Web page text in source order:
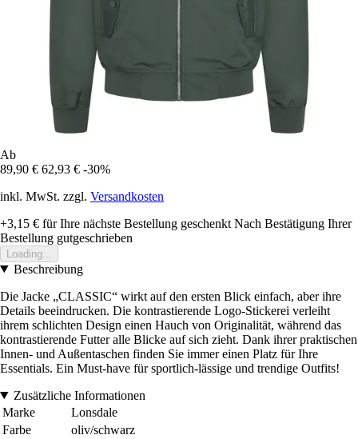
Ab
89,90 € 62,93 € -30%
inkl. MwSt. zzgl. Versandkosten
+3,15 € für Ihre nächste Bestellung geschenkt Nach Bestätigung Ihrer
Bestellung gutgeschrieben
Loading...
Beschreibung
Die Jacke „CLASSIC“ wirkt auf den ersten Blick einfach, aber ihre
Details beeindrucken. Die kontrastierende Logo-Stickerei verleiht
ihrem schlichten Design einen Hauch von Originalität, während das
kontrastierende Futter alle Blicke auf sich zieht. Dank ihrer praktischen
Innen- und Außentaschen finden Sie immer einen Platz für Ihre
Essentials. Ein Must-have für sportlich-lässige und trendige Outfits!
Zusätzliche Informationen
Marke
Lonsdale
Farbe
oliv/schwarz